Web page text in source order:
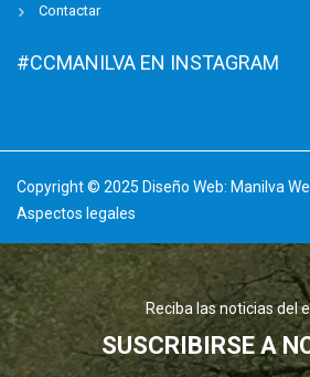
Contactar
#CCMANILVA EN INSTAGRAM
Copyright © 2025 Diseño Web: Manilva
Aspectos legales
Reciba las noticias del
SUSCRIBIRSE A